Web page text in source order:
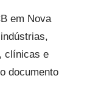
em Nova
clínicas e
documento